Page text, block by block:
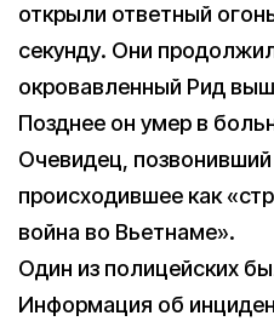
открыли ответный
секунду. Они
окровавленный Рид
Позднее он умер в
Очевидец, позвонивший
происходившее как
война во Вьетнаме».
Один из полицейских
Информация об